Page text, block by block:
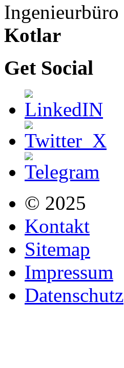
Ingenieurbüro
Kotlar
Get Social
© 2025
Kontakt
Sitemap
Impressum
Datenschutz